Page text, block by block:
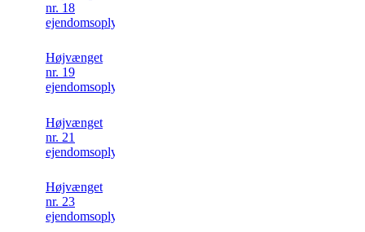
nr. 18
ejendomsoplysning
Højvænget
nr. 19
ejendomsoplysning
Højvænget
nr. 21
ejendomsoplysning
Højvænget
nr. 23
ejendomsoplysning